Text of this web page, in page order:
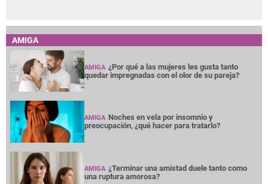
AMIGA
AMIGA ¿Por qué a las mujeres les gusta tanto
quedar impregnadas con el olor de su pareja?
AMIGA Noches en vela por insomnio y
preocupación, ¿qué hacer para tratarlo?
AMIGA ¿Terminar una amistad duele tanto como
una ruptura amorosa?